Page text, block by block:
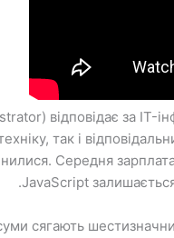
відповідає за IT-
так і
Середня
JavaScript
сягають